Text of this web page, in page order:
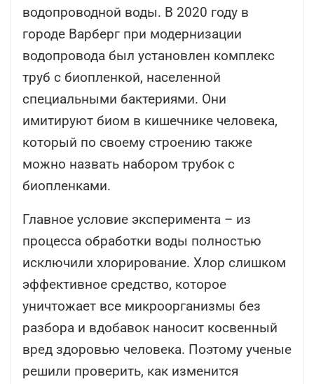
водопроводной воды. В 2020 году в
городе Варберг при модернизации
водопровода был установлен комплекс
труб с биопленкой, населенной
специальными бактериями. Они
имитируют биом в кишечнике человека,
который по своему строению также
можно назвать набором трубок с
биопленками.
Главное условие эксперимента – из
процесса обработки воды полностью
исключили хлорирование. Хлор слишком
эффективное средство, которое
уничтожает все микроорганизмы без
разбора и вдобавок наносит косвенный
вред здоровью человека. Поэтому ученые
решили проверить, как изменится